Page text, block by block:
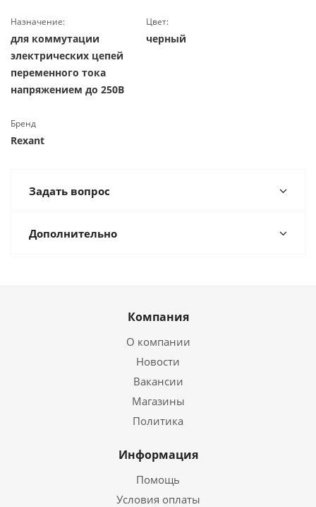
Назначение:
для коммутации
электрических цепей
переменного тока
напряжением до 250В
Цвет:
черный
Бренд
Rexant
Задать вопрос
Дополнительно
Компания
О компании
Новости
Вакансии
Магазины
Политика
Информация
Помощь
Условия оплаты